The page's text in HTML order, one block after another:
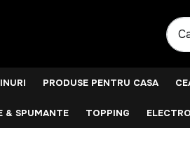
PRODUSE PENTRU CASA
& SPUMANTE TOPPING